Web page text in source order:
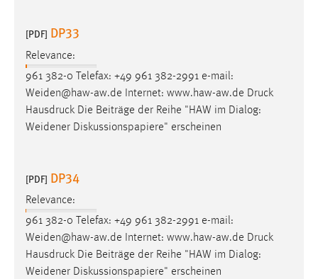
[PDF] DP33
Relevance:
961 382-0 Telefax: +49 961 382-2991 e-mail:
Weiden@haw-aw.de Internet: www.haw-aw.de Druck
Hausdruck Die Beiträge der Reihe "HAW im Dialog:
Weidener Diskussionspapiere" erscheinen
[PDF] DP34
Relevance:
961 382-0 Telefax: +49 961 382-2991 e-mail:
Weiden@haw-aw.de Internet: www.haw-aw.de Druck
Hausdruck Die Beiträge der Reihe "HAW im Dialog:
Weidener Diskussionspapiere" erscheinen